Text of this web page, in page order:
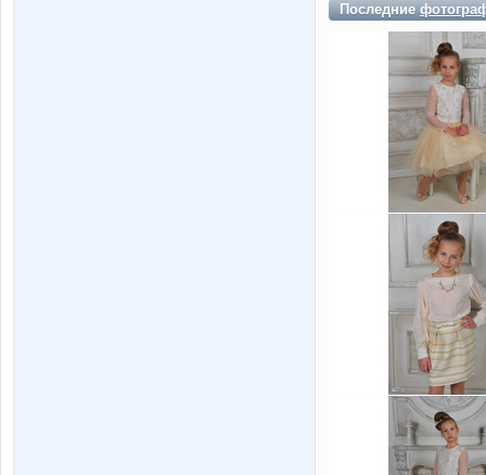
Последние